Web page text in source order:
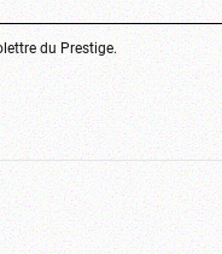
du Prestige.